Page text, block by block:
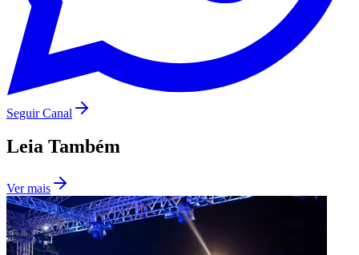
Palmeiras
Seguir Canal
Leia Também
Ver mais